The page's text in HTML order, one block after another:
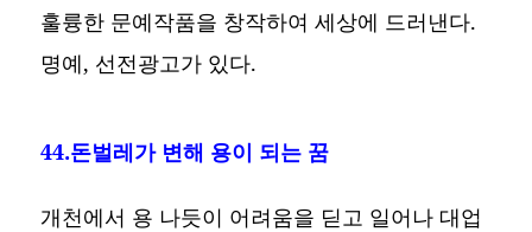
훌륭한 문예작품을 창작하여 세상에 드러낸다.
명예, 선전광고가 있다.
44.돈벌레가 변해 용이 되는 꿈
개천에서 용 나듯이 어려움을 딛고 일어나 대업